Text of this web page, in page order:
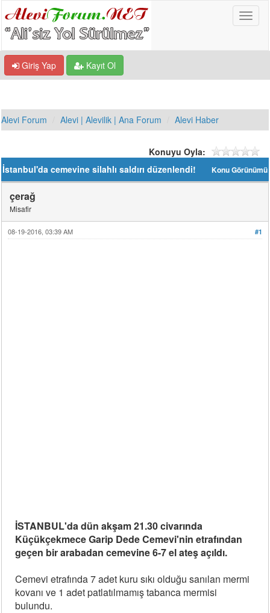
Giriş Yap Kayıt Ol
Alevi Forum Alevi | Alevilik | Ana Forum Alevi Haber
Konuyu Oyla:
Konu Görünümü
İstanbul'da cemevine silahlı saldırı düzenlendi!
çerağ
Misafir
#1
08-19-2016, 03:39 AM
İSTANBUL'da dün akşam 21.30 civarında
Küçükçekmece Garip Dede Cemevi'nin etrafından
geçen bir arabadan cemevine 6-7 el ateş açıldı.
Cemevi etrafında 7 adet kuru sıkı olduğu sanılan mermi
kovanı ve 1 adet patlatılmamış tabanca mermisi
bulundu.